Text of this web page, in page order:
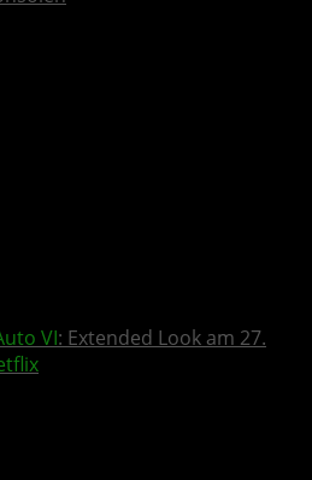
VI: Extended Look am 27.